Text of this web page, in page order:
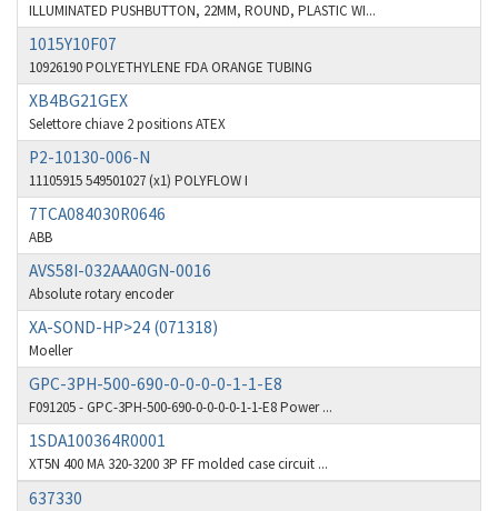
Autonics
4,675
Aventics
B&R
Baco
4,415
Baldor
Balluff
Banner
Barber Colman
Barksdale
Bartec
Bauer Gear Motor
Baumer
Baumuller
ILLUMINATED PUSHBUTTON, 22MM, ROUND, PLASTIC WI...
1015Y10F07
10926190 POLYETHYLENE FDA ORANGE TUBING
XB4BG21GEX
Selettore chiave 2 positions ATEX
P2-10130-006-N
11105915 549501027 (x1) POLYFLOW I
7TCA084030R0646
ABB
AVS58I-032AAA0GN-0016
Absolute rotary encoder
XA-SOND-HP>24 (071318)
Moeller
GPC-3PH-500-690-0-0-0-0-1-1-E8
F091205 - GPC-3PH-500-690-0-0-0-0-1-1-E8 Power ...
1SDA100364R0001
XT5N 400 MA 320-3200 3P FF molded case circuit ...
637330